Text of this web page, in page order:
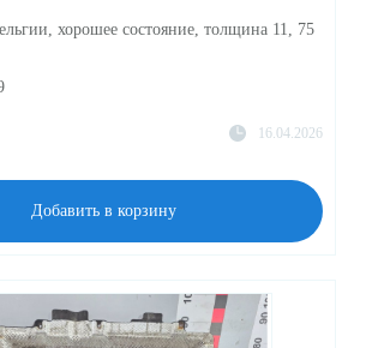
хорошее состояние, толщина 11, 75
16.04.2026
Добавить в корзину